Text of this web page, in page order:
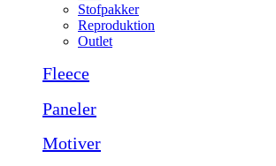
Stofpakker
Reproduktion
Outlet
Fleece
Paneler
Motiver